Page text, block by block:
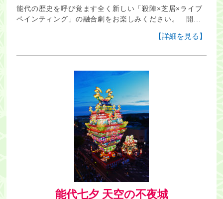
能代の歴史を呼び覚ます全く新しい「殺陣×芝居×ライブ
ペインティング」の融合劇をお楽しみください。 開...
【詳細を見る】
能代七夕 天空の不夜城